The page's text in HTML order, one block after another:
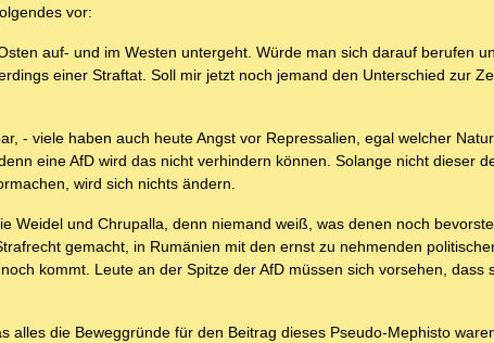
vor:
auf- und im Westen untergeht. Würde man sich darauf berufen
einer Straftat. Soll mir jetzt noch jemand den Unterschied zur
- viele haben auch heute Angst vor Repressalien, egal welcher
eine AfD wird das nicht verhindern können. Solange nicht dieser
wird sich nichts ändern.
Weidel und Chrupalla, denn niemand weiß, was denen noch
gemacht, in Rumänien mit den ernst zu nehmenden
kommt. Leute an der Spitze der AfD müssen sich vorsehen, dass
alles die Beweggründe für den Beitrag dieses Pseudo-Mephisto